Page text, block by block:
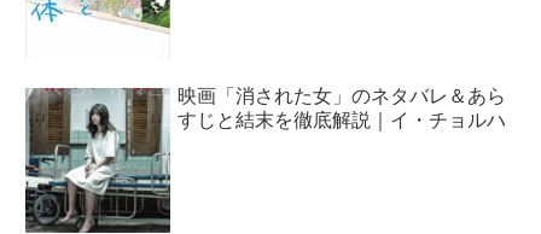
映画「消された女」のネタバレ＆あら
すじと結末を徹底解説｜イ・チョルハ